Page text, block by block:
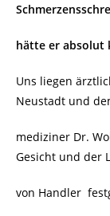
hätte er absolut
Uns liegen
Neustadt und
mediziner Dr.
Gesicht und der
von Handler